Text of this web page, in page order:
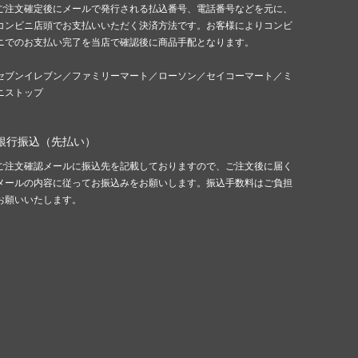
注文確定後にメールで発行される払込番号、電話番号などを元に、
ンビニ店頭でお支払いいただく決済方法です。お客様によりコンビ
でのお支払い完了を当店で確認後に商品手配となります。
ブンイレブン／ファミリーマート／ローソン／セイコーマート／ミ
ストップ
行振込（先払い）
注文確認メールに振込先を記載しておりますので、ご注文後に届く
ールの内容に従ってお振込みをお願いします。振込手数料はご負担
願いいたします。